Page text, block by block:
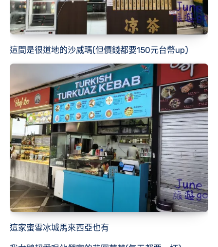
這間是很道地的沙威瑪(但價錢都要150元台幣up)
這家蜜雪冰城馬來西亞也有